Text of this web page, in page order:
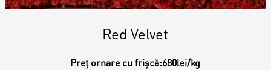
Red Velvet
Preț ornare cu frișcă:680lei/kg